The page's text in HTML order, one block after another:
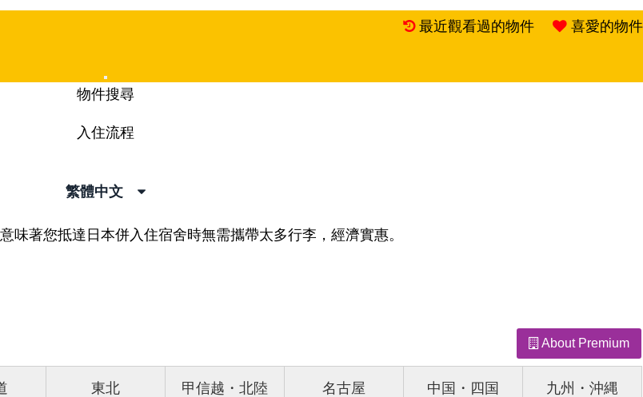
最近觀看過的物件 喜愛的物件
Mobile
Menu
物件搜尋
入住流程
繁體中文
著您抵達日本併入住宿舍時無需攜帶太多行李，經濟實惠。
About Premium
東北 甲信越・北陸 名古屋 中国・四国 九州・沖縄